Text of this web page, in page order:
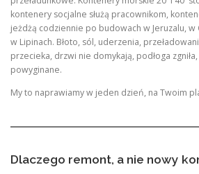
kontenery socjalne służą pracownikom,
jeżdżą codziennie po budowach w Jeruzalu,
w Lipinach. Błoto, sól, uderzenia,
przecieka, drzwi nie domykają, podłoga
powyginane.
My to naprawiamy w jeden dzień, na Twoim
Dlaczego remont, a nie nowy